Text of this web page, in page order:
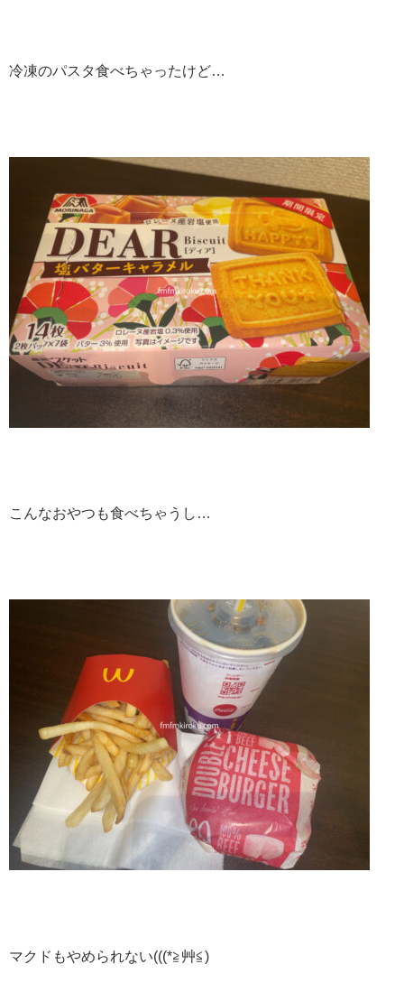
冷凍のパスタ食べちゃったけど…
こんなおやつも食べちゃうし…
マクドもやめられない(((*≧艸≦)